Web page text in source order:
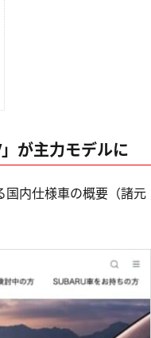
が主力モデルに
内仕様車の概要（諸元